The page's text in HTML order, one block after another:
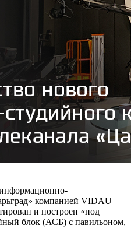
компанией VIDAU
и построен «под
блок (АСБ) с павильоном,